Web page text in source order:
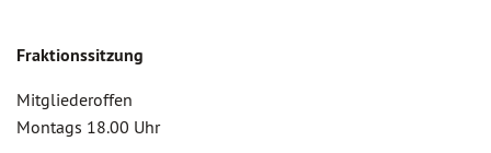
Fraktionssitzung
Mitgliederoffen
Montags 18.00 Uhr